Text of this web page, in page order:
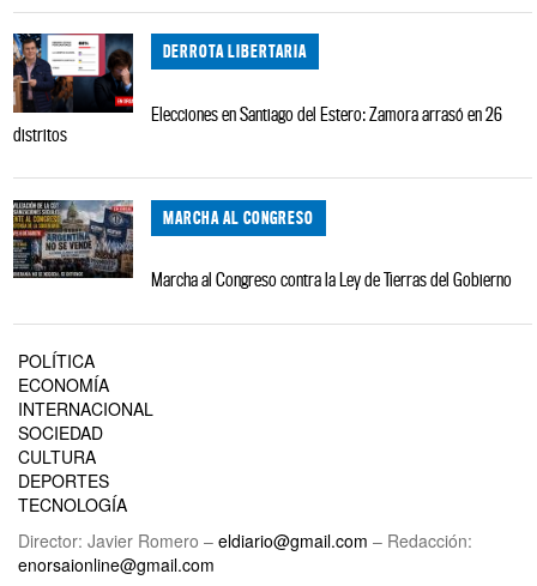
DERROTA LIBERTARIA
Elecciones en Santiago del Estero: Zamora arrasó en 26
distritos
MARCHA AL CONGRESO
Marcha al Congreso contra la Ley de Tierras del Gobierno
POLÍTICA
ECONOMÍA
INTERNACIONAL
SOCIEDAD
CULTURA
DEPORTES
TECNOLOGÍA
Director: Javier Romero – eldiario@gmail.com – Redacción:
enorsaionline@gmail.com